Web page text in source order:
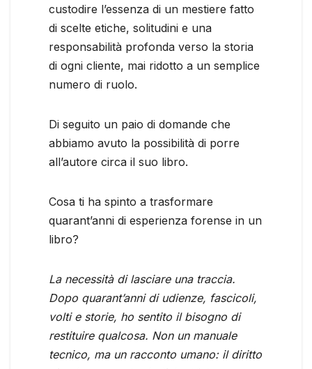
custodire l’essenza di un mestiere fatto
di scelte etiche, solitudini e una
responsabilità profonda verso la storia
di ogni cliente, mai ridotto a un semplice
numero di ruolo.
Di seguito un paio di domande che
abbiamo avuto la possibilità di porre
all’autore circa il suo libro.
Cosa ti ha spinto a trasformare
quarant’anni di esperienza forense in un
libro?
La necessità di lasciare una traccia.
Dopo quarant’anni di udienze, fascicoli,
volti e storie, ho sentito il bisogno di
restituire qualcosa. Non un manuale
tecnico, ma un racconto umano: il diritto